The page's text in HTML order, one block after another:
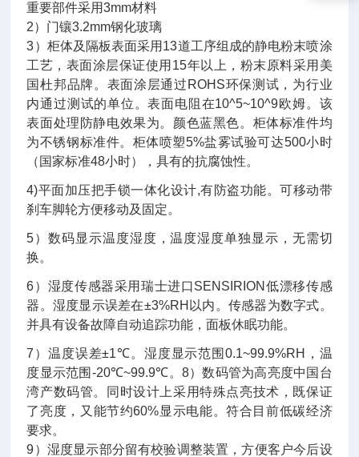
重要部件采用3mm材料
2）门镶3.2mm钢化玻璃
3）柜体及隔板表面采用 13道工序组成的静电粉末喷涂
工艺，表面涂层保证使用 15年以上，粉末原料采用美
国杜邦品牌。表面涂层通过 ROHS环保测试，为行业
内通过测试的单位。表面电阻在10^5~10^9欧姆。该
表面处理防静电效果为。颜色蓝黑色。柜体标准件均
为不锈钢标准件。柜体喷塑5%盐雾试验可达500小时
（国家标准48小时），具有的抗腐蚀性。
4)平面加压把手锁一体化设计,有防盗功能。可移动带
刹车脚轮方便移动及固定。
5）数码显示温度湿度，温度湿度单独显示，无需切
换。
6）湿度传感器采用 瑞士进口SENSIRION 低漂移传感
器。湿度显示误差在±3%RH 以内。传感器为数字式。
并具有设备故障自动追踪功能，面板休眠功能。
7 ）温度误差±1℃。湿度显示范围 0.1~99.9%RH
，温
度显示范围 -20℃~99.9℃。 8）数码管为高亮度中国台
湾产数码管。同时设计上采用特殊点亮技术，既保证
了亮度，又能节约60%显示电能。符合目前低碳经济
要求。
9）湿度显示部分留有校验调整装置，方便客户今后设